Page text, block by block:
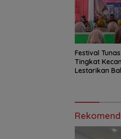
Festival
Tingkat
Lestarikan